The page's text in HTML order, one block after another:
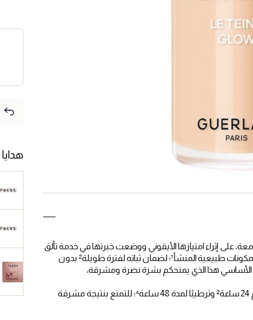
على إثراء امتيازها الأيقوني ووضعت خبرتها في خدمة تألق
البشرة فأبدعت تيراكوتا لوتان غلو: كريم أساس سائل يحتوي على 95% من المكونات طبيعية المنشأ¹؛ لضمان ثباته لفترة طويلة² بدون
حيث أُشبِعت تركيبته بالمياه النشطة للعناية بالبشرة؛ لتمنحكم إشراقة تدوم 24 ساعة² وترطيبًا لمدة 48 ساعة⁴؛ للتمتع بنتيجة مشرقة